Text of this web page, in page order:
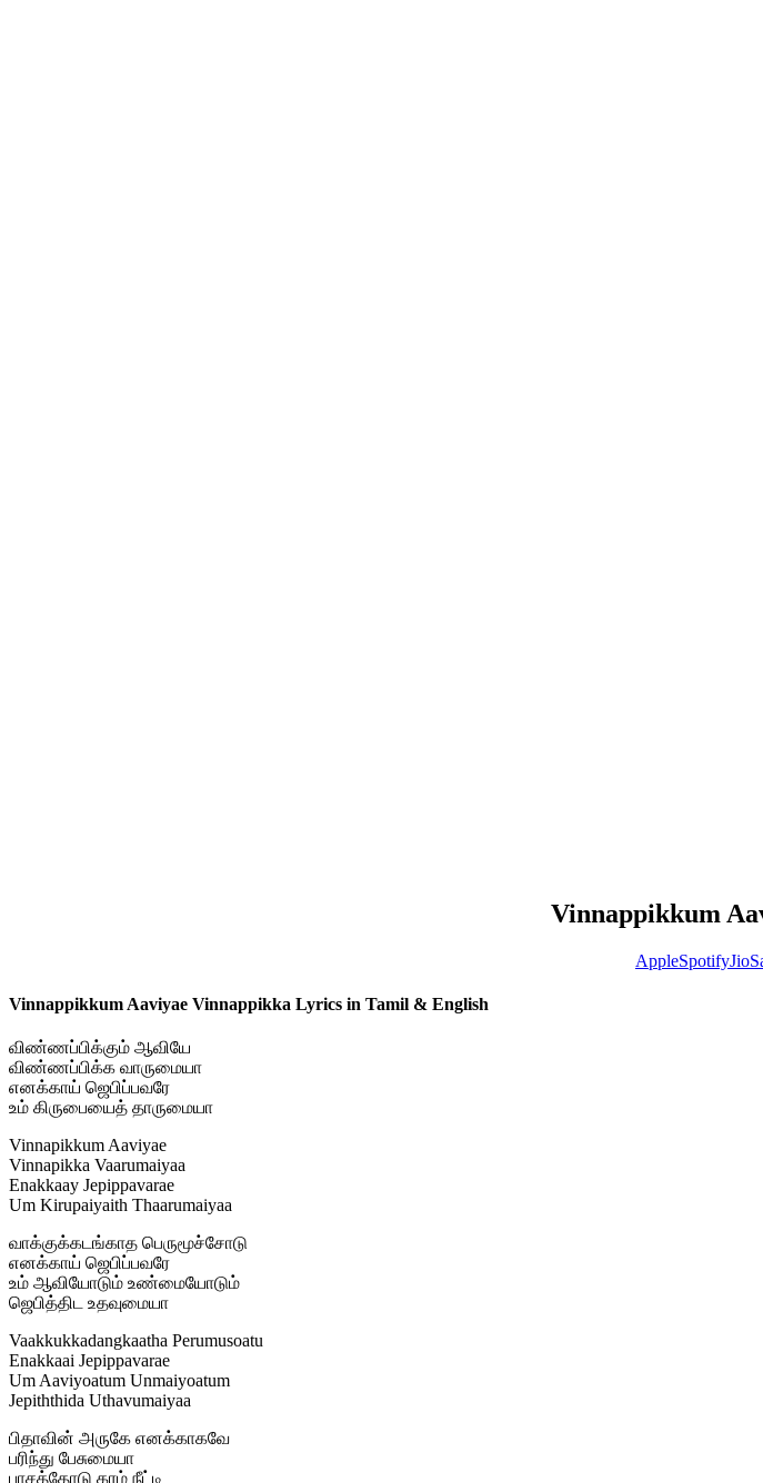
Vinnappikkum
AppleSpotify
Vinnappikkum Aaviyae Vinnappikka Lyrics in Tamil & English
விண்ணப்பிக்கும் ஆவியே
விண்ணப்பிக்க வாருமையா
எனக்காய் ஜெபிப்பவரே
உம் கிருபையைத் தாருமையா
Vinnapikkum Aaviyae
Vinnapikka Vaarumaiyaa
Enakkaay Jepippavarae
Um Kirupaiyaith Thaarumaiyaa
வாக்குக்கடங்காத பெருமூச்சோடு
எனக்காய் ஜெபிப்பவரே
உம் ஆவியோடும் உண்மையோடும்
ஜெபித்திட உதவுமையா
Vaakkukkadangkaatha Perumusoatu
Enakkaai Jepippavarae
Um Aaviyoatum Unmaiyoatum
Jepiththida Uthavumaiyaa
பிதாவின் அருகே எனக்காகவே
பரிந்து பேசுமையா
பாசத்தோடு கரம் நீட்டி